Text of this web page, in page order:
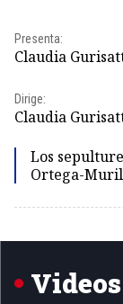
Presenta:
Claudia
Dirige:
Claudia
Los
Ortega-
Videos